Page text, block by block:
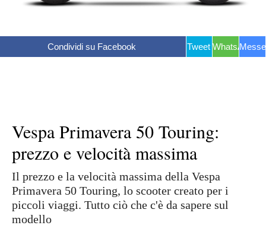
Condividi su Facebook Tweet WhatsApp
Vespa Primavera 50 Touring:
prezzo e velocità massima
Il prezzo e la velocità massima della Vespa
Primavera 50 Touring, lo scooter creato per i
piccoli viaggi. Tutto ciò che c'è da sapere sul
modello